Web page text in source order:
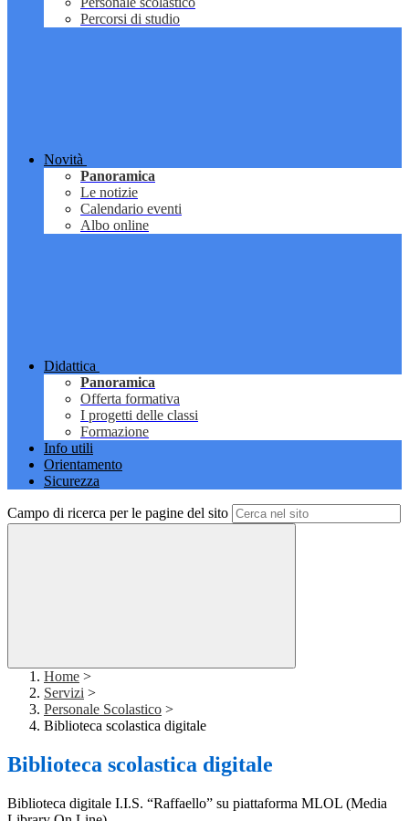
Percorsi di studio
Novità
Panoramica
Le notizie
Calendario eventi
Albo online
Didattica
Panoramica
Offerta formativa
I progetti delle classi
Formazione
Info utili
Orientamento
Sicurezza
Campo di ricerca per le pagine del sito
Home >
Servizi >
Personale Scolastico >
Biblioteca scolastica digitale
Biblioteca scolastica digitale
Biblioteca digitale I.I.S. “Raffaello” su piattaforma MLOL (Media